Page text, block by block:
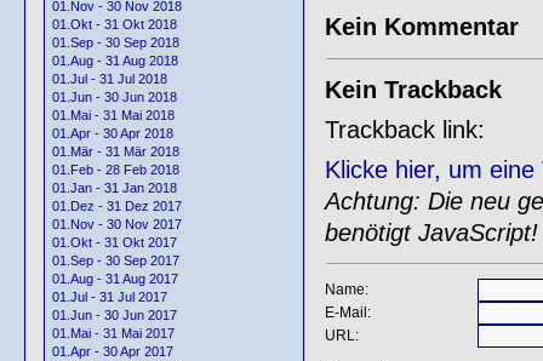
01.Nov - 30 Nov 2018
01.Okt - 31 Okt 2018
01.Sep - 30 Sep 2018
01.Aug - 31 Aug 2018
01.Jul - 31 Jul 2018
01.Jun - 30 Jun 2018
01.Mai - 31 Mai 2018
01.Apr - 30 Apr 2018
01.Mär - 31 Mär 2018
01.Feb - 28 Feb 2018
01.Jan - 31 Jan 2018
01.Dez - 31 Dez 2017
01.Nov - 30 Nov 2017
01.Okt - 31 Okt 2017
01.Sep - 30 Sep 2017
01.Aug - 31 Aug 2017
01.Jul - 31 Jul 2017
01.Jun - 30 Jun 2017
01.Mai - 31 Mai 2017
01.Apr - 30 Apr 2017
Kein Kommentar
Kein Trackback
Trackback link:
Klicke hier, um
Achtung: Die neu
benötigt JavaScript!
Name:
E-Mail:
URL: